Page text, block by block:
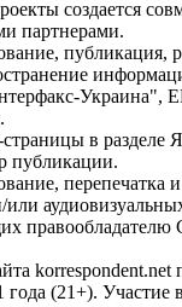
создается
партнерами.
публикация,
Украина",
в разделе
публикации.
перепечатка
правообладателю
korrespondent.net
года (21+). Участие